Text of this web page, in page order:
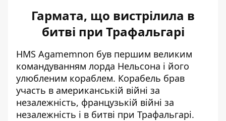
Гармата, що вистрілила в
битві при Трафальгарі
HMS Agamemnon був першим великим
командуванням лорда Нельсона і його
улюбленим кораблем. Корабель брав
участь в американській війні за
незалежність, французькій війні за
незалежність і в битві при Трафальгарі.